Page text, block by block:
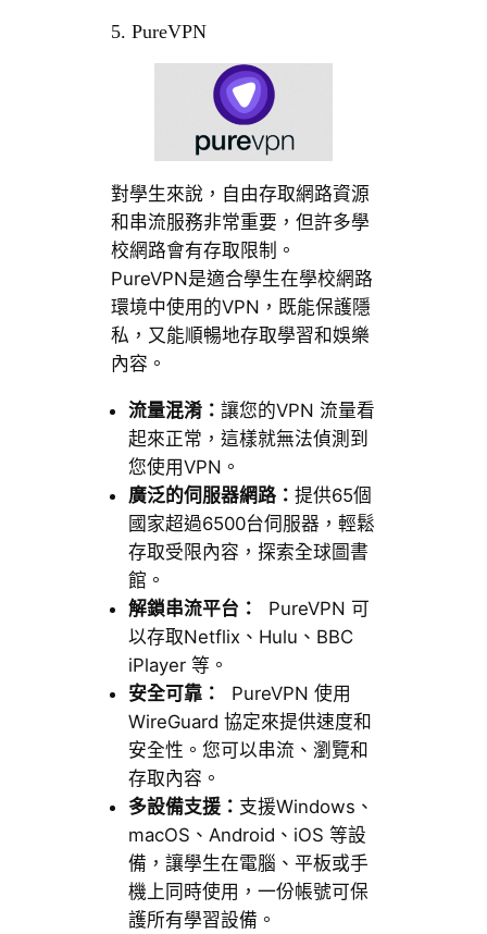
5. PureVPN
對學生來說，自由存取網路資源
和串流服務非常重要，但許多學
校網路會有存取限制。
PureVPN是適合學生在學校網路
環境中使用的VPN，既能保護隱
私，又能順暢地存取學習和娛樂
內容。
流量混淆： 讓您的VPN 流量看
起來正常，這樣就無法偵測到
您使用VPN。
廣泛的伺服器網路： 提供65個
國家超過6500台伺服器，輕鬆
存取受限內容，探索全球圖書
館。
解鎖串流平台：
PureVPN 可
以存取Netflix、Hulu、BBC
iPlayer 等。
安全可靠：
PureVPN 使用
WireGuard 協定來提供速度和
安全性。您可以串流、瀏覽和
存取內容。
多設備支援： 支援Windows、
macOS、Android、iOS 等設
備，讓學生在電腦、平板或手
機上同時使用，一份帳號可保
護所有學習設備。